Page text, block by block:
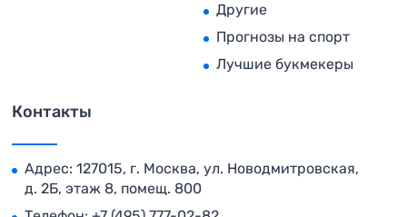
Другие
Прогнозы на спорт
Лучшие букмекеры
Контакты
Адрес: 127015, г. Москва, ул. Новодмитровская,
д. 2Б, этаж 8, помещ. 800